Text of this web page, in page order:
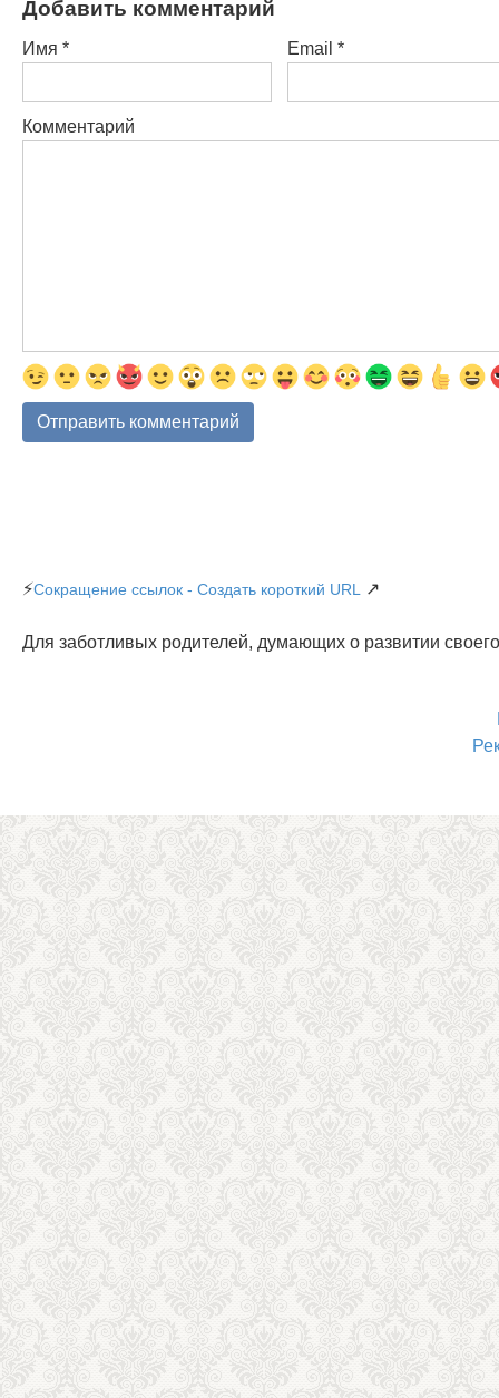
Добавить комментарий
Имя * Email *
Комментарий
⚡Сокращение ссылок - Создать короткий URL ↗
Для заботливых родителей, думающих о развитии